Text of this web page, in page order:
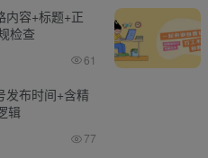
内容+标题+正
检查
61
发布时间+含精
辑
77